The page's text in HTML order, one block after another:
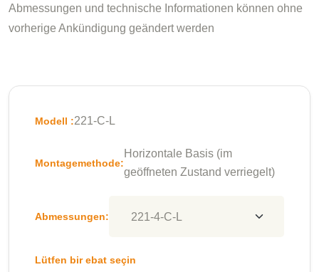
Abmessungen und technische Informationen können ohne
vorherige Ankündigung geändert werden
Modell :221-C-L
Montagemethode:
Horizontale Basis (im
geöffneten Zustand verriegelt)
Abmessungen:
Lütfen bir ebat seçin